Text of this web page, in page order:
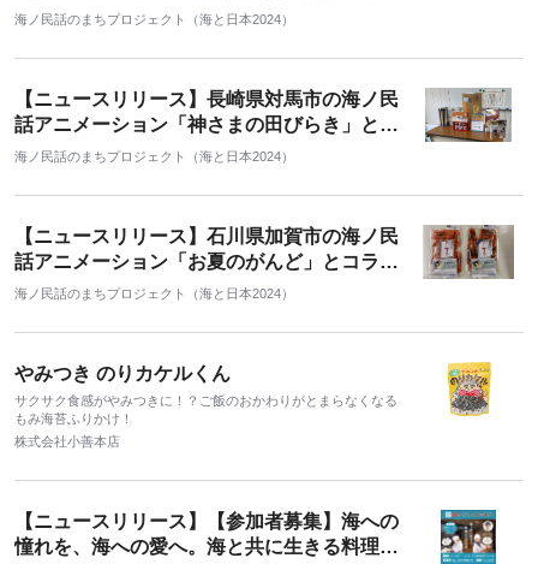
ラボ オリジナルいりこ「さる♡タカ なかよ
と願いを込めた個包装タイプの食べるいりこ
海ノ民話のまちプロジェクト（海と日本2024）
【ニュースリリース】長崎県対馬市の海ノ民
話アニメーション「神さまの田びらき」とコ
ラボ 「コラボ商品 5種」を販売開始
海ノ民話のまちプロジェクト（海と日本2024）
【ニュースリリース】石川県加賀市の海ノ民
話アニメーション「お夏のがんど」とコラ
ボ 「加賀橋立産 干し甘えび」を販売
海ノ民話のまちプロジェクト（海と日本2024）
やみつき のりカケルくん
サクサク食感がやみつきに！？ご飯のおかわりがとまらなくなる
もみ海苔ふりかけ！
株式会社小善本店
【ニュースリリース】【参加者募集】海への
憧れを、海への愛へ。海と共に生きる料理人